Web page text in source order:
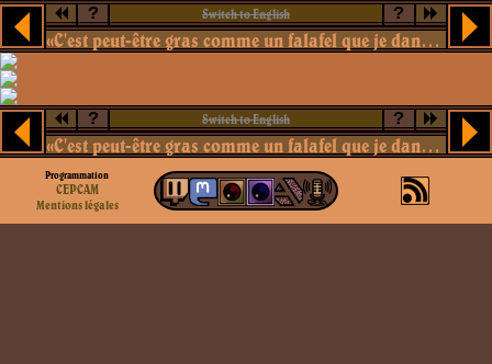
? Switch to English ?
«C'est peut-être gras comme un falafel que je danserai le tango mortel»
? Switch to English ?
«C'est peut-être gras comme un falafel que je danserai le tango mortel»
Programmation
CEPCAM
Mentions légales